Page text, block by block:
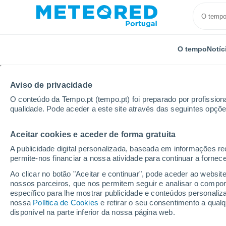
Aviso de privacidade
O conteúdo da Tempo.pt (tempo.pt) foi preparado por
qualidade. Pode aceder a este site através das seguintes
Aceitar cookies e aceder de forma gratuita
A publicidade digital personalizada, baseada em informações
permite-nos financiar a nossa atividade para continuar a
Ao clicar no botão "Aceitar e continuar", pode aceder ao
nossos parceiros, que nos permitem seguir e analisar o
específico para lhe mostrar publicidade e conteúdos
nossa Política de Cookies e retirar o seu consentimento a
disponível na parte inferior da nossa página web.
O tempo
Início Paraguai Departamento de Caazapá
Tempo em General
22:09 Sexta